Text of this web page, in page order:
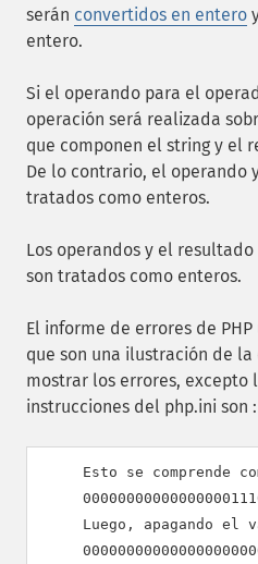
serán convertidos en entero
entero.
Si el operando para el
operación será realizada
que componen el string y el
De lo contrario, el operando
tratados como enteros.
Los operandos y el
son tratados como enteros.
El informe de errores de
que son una ilustración de
mostrar los errores, excepto
instrucciones del php.ini son :